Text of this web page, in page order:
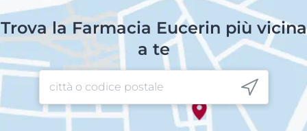
Trova la Farmacia Eucerin più vicina
a te